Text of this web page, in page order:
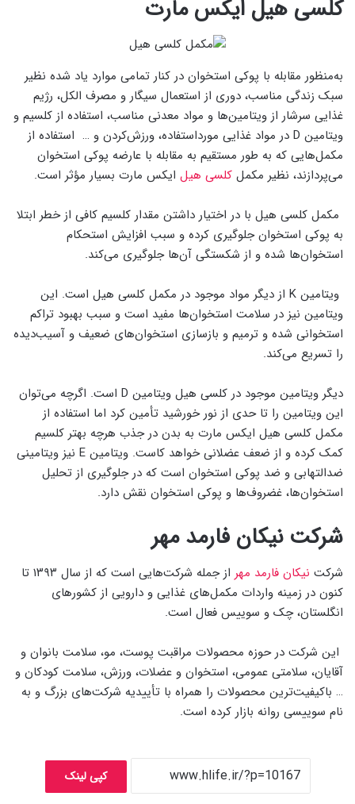
کلسی هیل ایکس مارت
به‌منظور مقابله با پوکی استخوان در کنار تمامی موارد یاد شده نظیر
سبک زندگی مناسب، دوری از استعمال سیگار و مصرف الکل، رژیم
غذایی سرشار از ویتامین‌ها و مواد معدنی مناسب، استفاده از کلسیم و
ویتامین D در مواد غذایی مورداستفاده، ورزش‌کردن و … استفاده از
مکمل‌هایی که به طور مستقیم به مقابله با عارضه پوکی استخوان
می‌پردازند، نظیر مکمل کلسی هیل ایکس مارت بسیار مؤثر است.
مکمل کلسی هیل با در اختیار داشتن مقدار کلسیم کافی از خطر ابتلا
به پوکی استخوان جلوگیری کرده و سبب افزایش استحکام
استخوان‌ها شده و از شکستگی آن‌ها جلوگیری می‌کند.
ویتامین K از دیگر مواد موجود در مکمل کلسی هیل است. این
ویتامین نیز در سلامت استخوان‌ها مفید است و سبب بهبود تراکم
استخوانی شده و ترمیم و بازسازی استخوان‌های ضعیف و آسیب‌دیده
را تسریع می‌کند.
دیگر ویتامین موجود در کلسی هیل ویتامین D است. اگرچه می‌توان
این ویتامین را تا حدی از نور خورشید تأمین کرد اما استفاده از
مکمل کلسی هیل ایکس مارت به بدن در جذب هرچه بهتر کلسیم
کمک کرده و از ضعف عضلانی خواهد کاست. ویتامین E نیز ویتامینی
ضدالتهابی و ضد پوکی استخوان است که در جلوگیری از تحلیل
استخوان‌ها، غضروف‌ها و پوکی استخوان نقش دارد.
شرکت نیکان فارمد مهر
شرکت نیکان فارمد مهر
از جمله شرکت‌هایی است که از سال ۱۳۹۳ تا
کنون در زمینه واردات مکمل‌های غذایی و دارویی از کشورهای
انگلستان، چک و سوییس فعال است.
این شرکت در حوزه محصولات مراقبت پوست، مو، سلامت بانوان و
آقایان، سلامتی عمومی، استخوان و عضلات، ورزش، سلامت کودکان و
… باکیفیت‌ترین محصولات را همراه با تأییدیه شرکت‌های بزرگ و به
نام سوییسی روانه بازار کرده است.
کپی لینک